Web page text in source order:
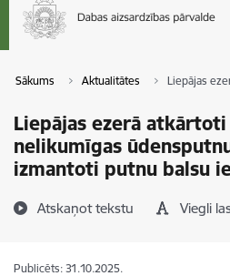
Sākums Aktualitātes Liepājas
Liepājas ezerā
nelikumīgas
izmantoti putnu balsu
Atskaņot tekstu Viegli
Publicēts: 31.10.2025.